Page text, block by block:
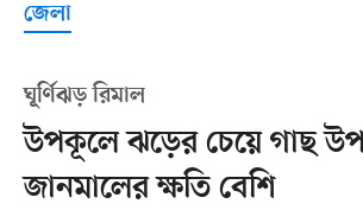
জেলা
ঘূর্ণিঝড় রিমাল
উপকূলে ঝড়ের চেয়ে গাছ
জানমালের ক্ষতি বেশি